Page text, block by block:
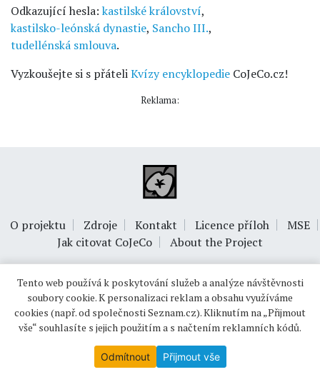
Odkazující hesla:kastilské království,
kastilsko-leónská dynastie, Sancho III.,
tudellénská smlouva.
Vyzkoušejte si s přáteliKvízy encyklopedie CoJeCo.cz!
Reklama:
O projektu Zdroje Kontakt Licence příloh
MSE
Jak citovat CoJeCo
About the Project
© 1999-2026OPTIMUS s.r.o.
Tento web používá k poskytování služeb a analýze návštěvnosti
soubory cookie. K personalizaci reklam a obsahu využíváme
cookies (např. od společnosti Seznam.cz). Kliknutím na „Přijmout
vše“ souhlasíte s jejich použitím a s načtením reklamních kódů.
Odmítnout Přijmout vše